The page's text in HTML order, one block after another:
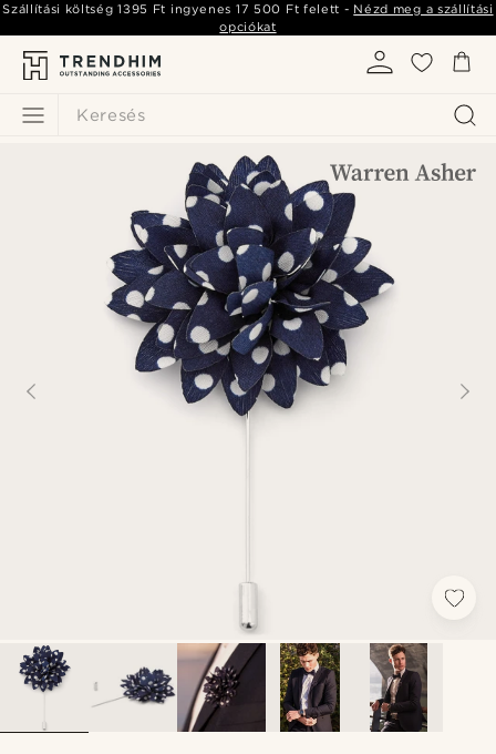
Keresés
Szállítási költség1395 Ft ingyenes 17 500 Ft felett - Nézd meg a szállítási
opciókat